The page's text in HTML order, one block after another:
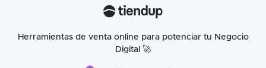
Herramientas de venta online para potenciar tu Negocio
Digital 🚀